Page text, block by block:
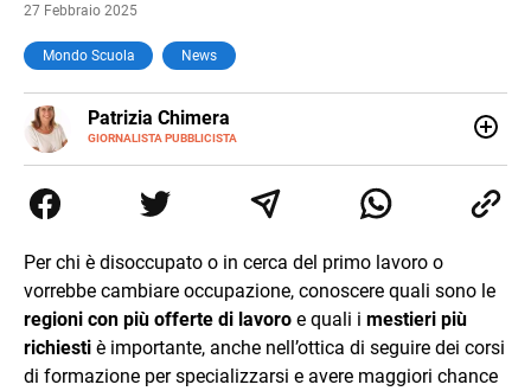
27 Febbraio 2025
Mondo Scuola News
Patrizia Chimera
GIORNALISTA PUBBLICISTA
E-
MAIL
LINKEDIN
collaborato con grandi gruppi editoriali e agenzie di
comunicazione specializzandosi nella scrittura di articoli
Per chi è disoccupato o in cerca del primo lavoro o
vorrebbe cambiare occupazione, conoscere quali sono le
regioni con più offerte di lavoro e quali i mestieri più
richiesti è importante, anche nell’ottica di seguire dei corsi
di formazione per specializzarsi e avere maggiori chance